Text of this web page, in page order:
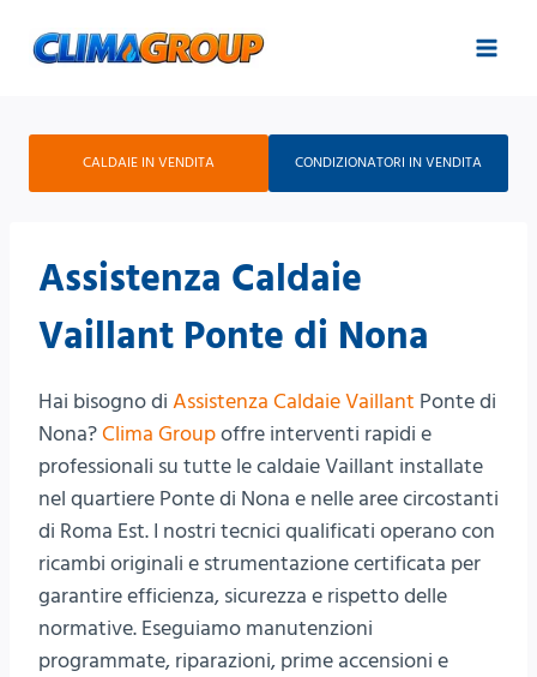
CALDAIE IN VENDITA CONDIZIONATORI IN VENDITA
Assistenza Caldaie
Vaillant Ponte di Nona
Hai bisogno di Assistenza Caldaie Vaillant Ponte di
Nona?Clima Groupoffre interventi rapidi e
professionali su tutte le caldaie Vaillant installate
nel quartiere Ponte di Nona e nelle aree circostanti
di Roma Est. I nostri tecnici qualificati operano con
ricambi originali e strumentazione certificata per
garantire efficienza, sicurezza e rispetto delle
normative. Eseguiamo manutenzioni
programmate, riparazioni, prime accensioni e